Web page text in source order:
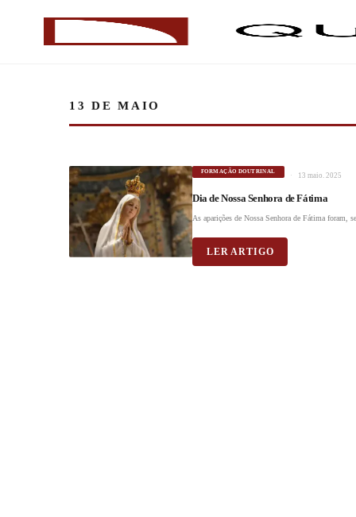
13 DE MAIO
FORMAÇÃO DOUTRINAL 13 maio. 2025
Dia de Nossa Senhora de Fátima
As aparições de Nossa Senhora de Fátima foram,
LER ARTIGO